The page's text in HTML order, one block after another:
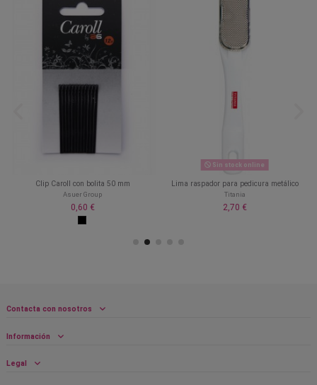
Clip Caroll con bolita 50 mm
Asuer Group
0,60 €
Sin stock online
Lima raspador para pedicura metálico
Titania
2,70 €
Contacta con nosotros
Información
Legal